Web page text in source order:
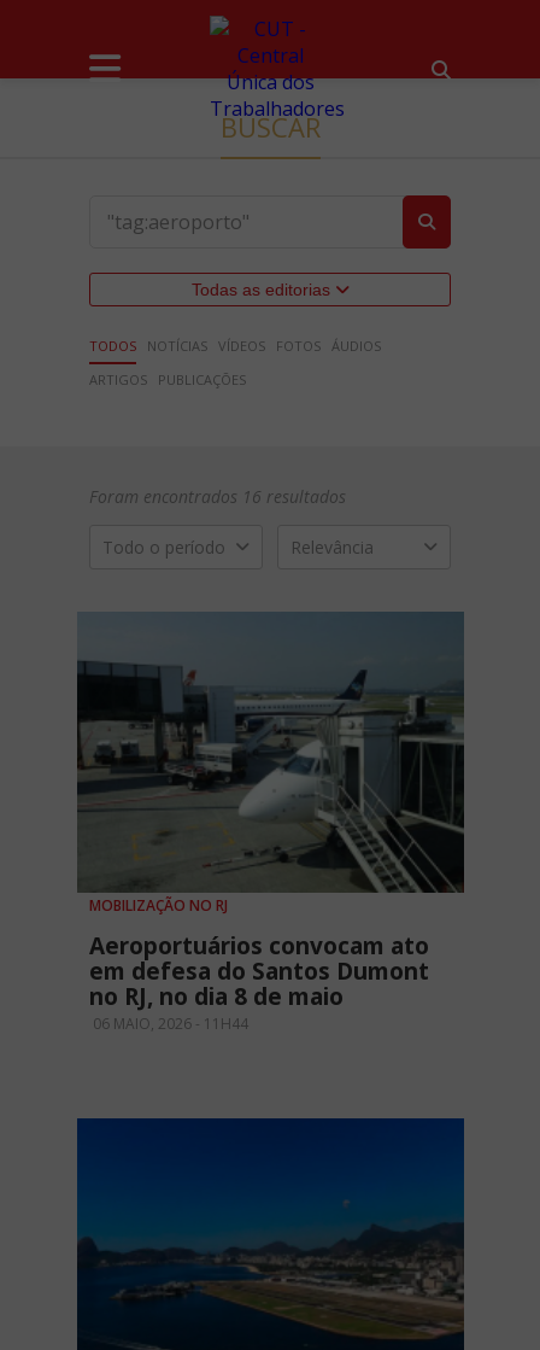
BUSCAR
Todas as editorias
TODOS NOTÍCIAS VÍDEOS FOTOS ÁUDIOS
ARTIGOS
PUBLICAÇÕES
Foram encontrados 16 resultados
Todo o período Relevância
MOBILIZAÇÃO NO RJ
Aeroportuários convocam ato
em defesa do Santos Dumont
no RJ, no dia 8 de maio
06 MAIO, 2026 - 11H44